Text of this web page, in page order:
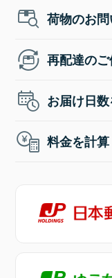
荷物のお
再配達の
お届け日
料金を計